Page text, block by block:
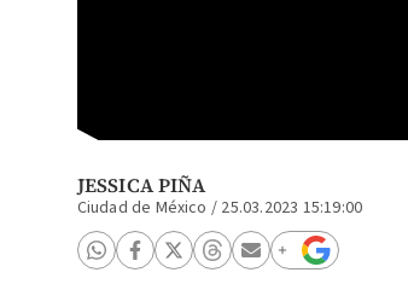
JESSICA PIÑA
Ciudad de México / 25.03.2023 15:19:00